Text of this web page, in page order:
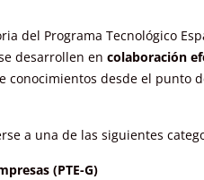
del Programa Tecnológico
desarrollen en colaboración
conocimientos desde el punto
a una de las siguientes
(PTE-G)